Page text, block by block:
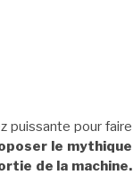
puissante pour faire
le mythique
de la machine.